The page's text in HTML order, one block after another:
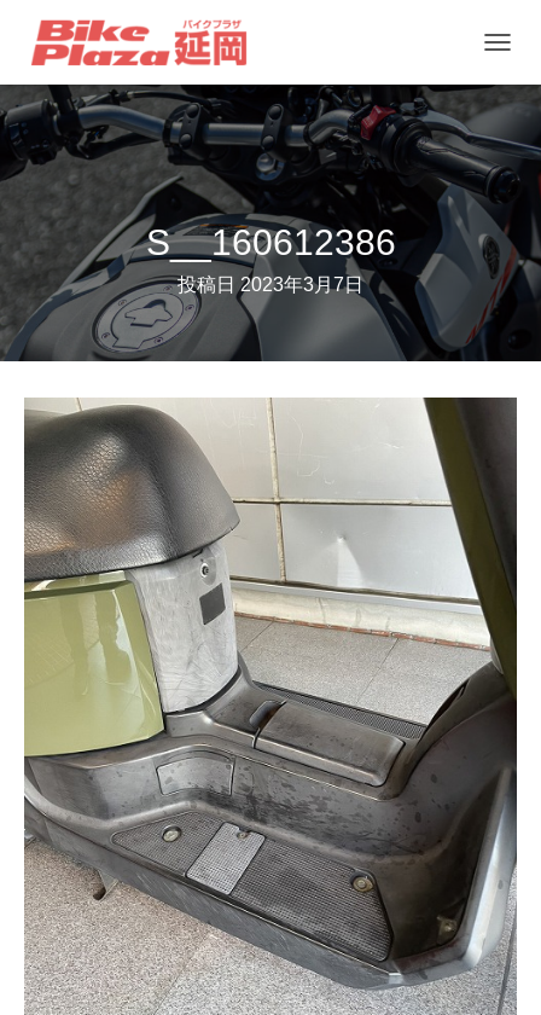
ビ
ー
シ
ョ
ン
を
り
S__160612386
投稿日2023年3月7日